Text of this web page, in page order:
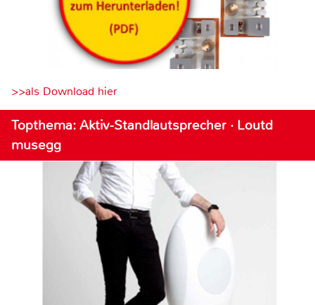
>>als Download hier
Topthema: Aktiv-Standlautsprecher · Loutd
musegg